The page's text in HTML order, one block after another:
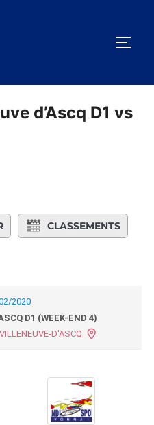
d’Ascq D1 vs
CLASSEMENTS
2020
D1 (WEEK-END 4)
VILLENEUVE-D'ASCQ